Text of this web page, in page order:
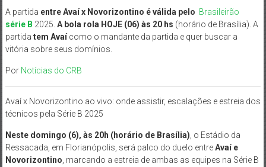
A partida entre Avaí x Novorizontino é válida pelo Brasileirão
série B 2025. A bola rola HOJE (06) às 20 hs (horário de Brasília). A
partida tem Avaícomo o mandante da partida e quer buscar a
vitória sobre seus domínios.
Por Notícias do CRB
Avaí x Novorizontino ao vivo: onde assistir, escalações e estreia dos
técnicos pela Série B 2025
Neste domingo (6), às 20h (horário de Brasília) , o Estádio da
Ressacada, em Florianópolis, será palco do duelo entreAvaí e
Novorizontino , marcando a estreia de ambas as equipes na Série B